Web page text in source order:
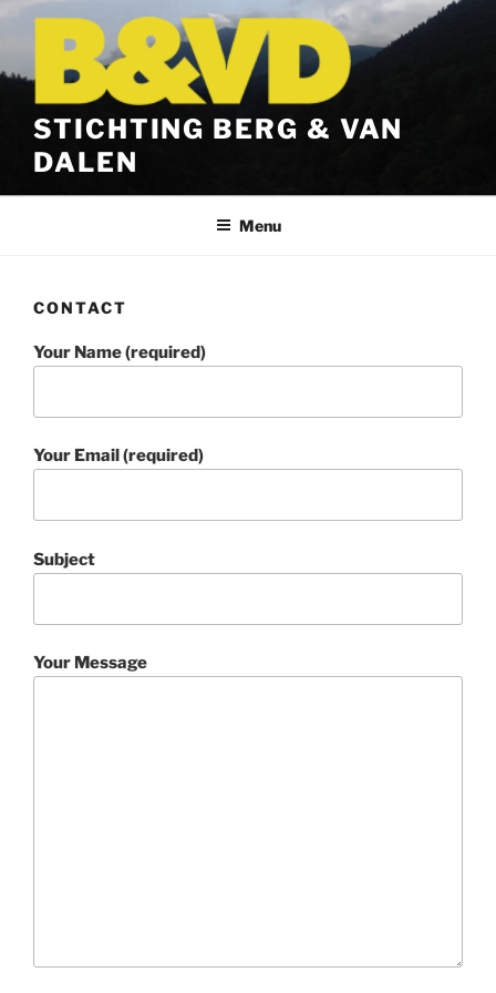
de
STICHTING BERG & VAN
DALEN
Menu
CONTACT
Your Name (required)
Your Email (required)
Subject
Your Message